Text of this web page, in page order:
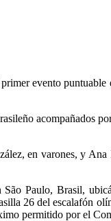
evento puntuable
acompañados
en varones, y
Paulo, Brasil,
26 del escalafón
permitido por el